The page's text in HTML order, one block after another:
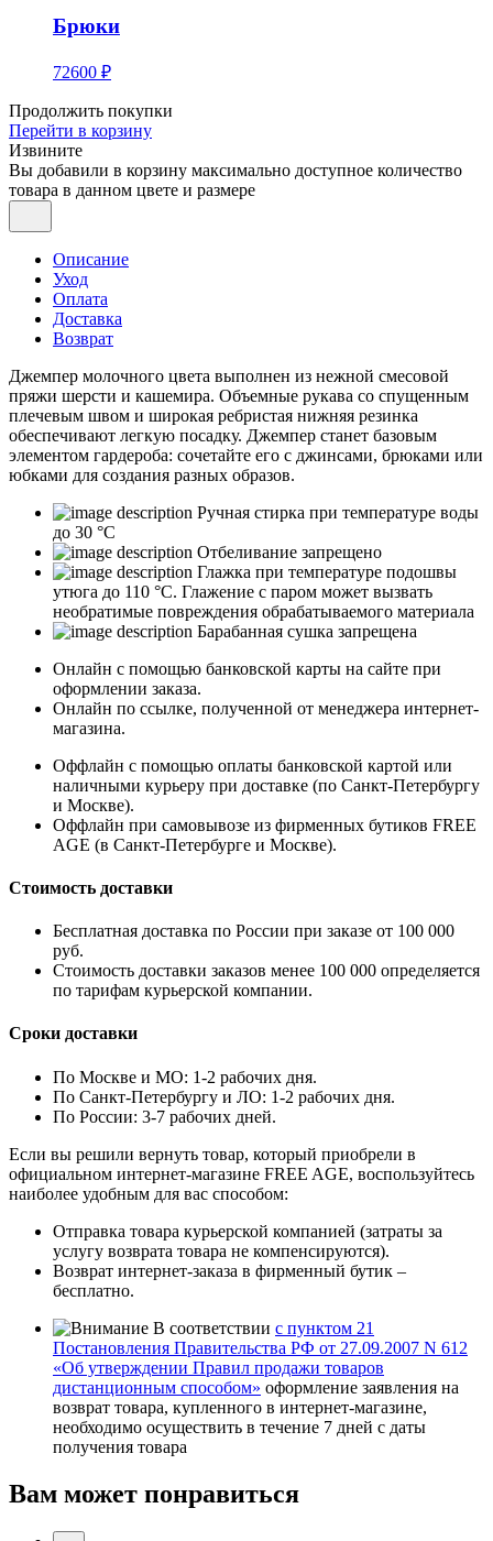
Брюки
72600 ₽
Продолжить покупки
Перейти в корзину
Извините
Вы добавили в корзину максимально доступное количество
товара в данном цвете и размере
Описание
Уход
Оплата
Доставка
Возврат
Джемпер молочного цвета выполнен из нежной смесовой
пряжи шерсти и кашемира. Объемные рукава со спущенным
плечевым швом и широкая ребристая нижняя резинка
обеспечивают легкую посадку. Джемпер станет базовым
элементом гардероба: сочетайте его с джинсами, брюками или
юбками для создания разных образов.
Ручная стирка при температуре воды
до 30 °C
Отбеливание запрещено
Глажка при температуре подошвы
утюга до 110 °C. Глажение с паром может вызвать
необратимые повреждения обрабатываемого материала
Барабанная сушка запрещена
Онлайн с помощью банковской карты на сайте при
оформлении заказа.
Онлайн по ссылке, полученной от менеджера интернет-
магазина.
Оффлайн с помощью оплаты банковской картой или
наличными курьеру при доставке (по Санкт-Петербургу
и Москве).
Оффлайн при самовывозе из фирменных бутиков FREE
AGE (в Санкт-Петербурге и Москве).
Стоимость доставки
Бесплатная доставка по России при заказе от 100 000
руб.
Стоимость доставки заказов менее 100 000 определяется
по тарифам курьерской компании.
Сроки доставки
По Москве и МО: 1-2 рабочих дня.
По Санкт-Петербургу и ЛО: 1-2 рабочих дня.
По России: 3-7 рабочих дней.
Если вы решили вернуть товар, который приобрели в
официальном интернет-магазине FREE AGE, воспользуйтесь
наиболее удобным для вас способом:
Отправка товара курьерской компанией (затраты за
услугу возврата товара не компенсируются).
Возврат интернет-заказа в фирменный бутик –
бесплатно.
В соответствии с пунктом 21
Постановления Правительства РФ от 27.09.2007 N 612
«Об утверждении Правил продажи товаров
дистанционным способом» оформление заявления на
возврат товара, купленного в интернет-магазине,
необходимо осуществить в течение 7 дней с даты
получения товара
Вам может понравиться